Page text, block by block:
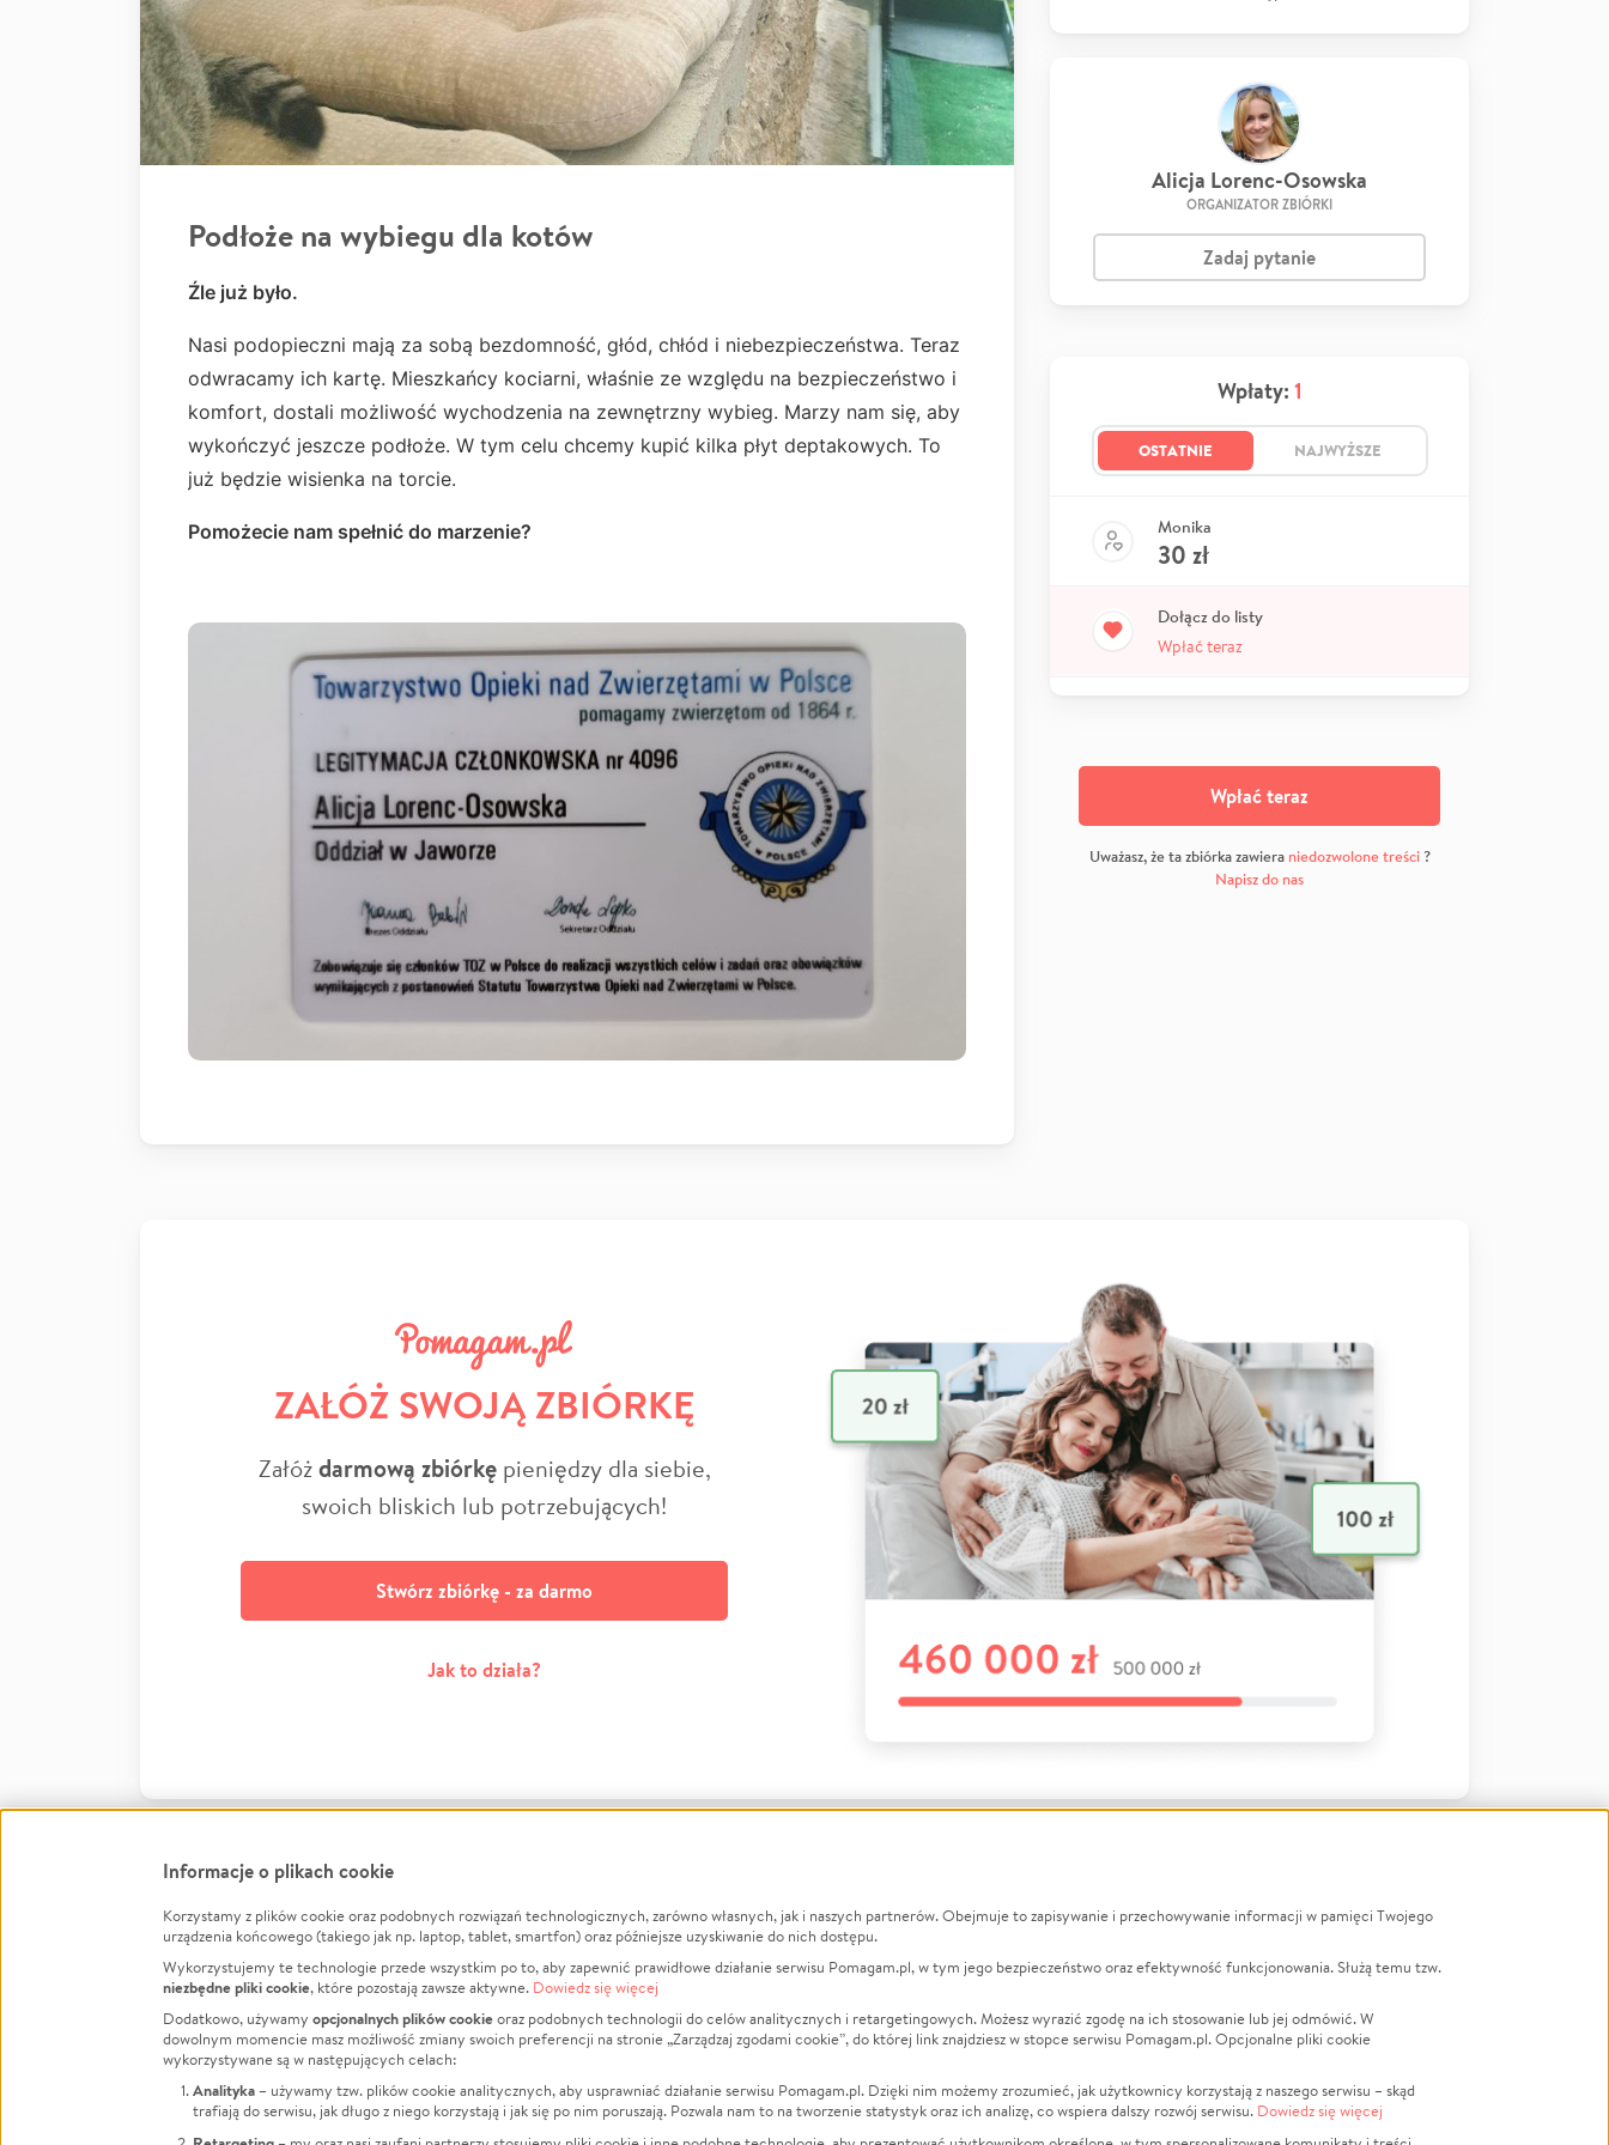
Podłoże na wybiegu dla kotów
Źle już było.
Nasi podopieczni mają za sobą bezdomność, głód, chłód i niebezpieczeństwa. Teraz
odwracamy ich kartę. Mieszkańcy kociarni, właśnie ze względu na bezpieczeństwo i
komfort, dostali możliwość wychodzenia na zewnętrzny wybieg. Marzy nam się, aby
wykończyć jeszcze podłoże. W tym celu chcemy kupić kilka płyt deptakowych. To
już będzie wisienka na torcie.
Pomożecie nam spełnić do marzenie?
Alicja Lorenc-Osowska
ORGANIZATOR ZBIÓRKI
Zadaj pytanie
Wpłaty: 1
OSTATNIE NAJWYŻSZE
Monika
30 zł
Dołącz do listy
Wpłać teraz
Wpłać teraz
Uważasz, że ta zbiórka zawiera niedozwolone treści?
Napisz do nas
ZAŁÓŻ SWOJĄ ZBIÓRKĘ
Załóżdarmową zbiórkępieniędzy dla siebie,
swoich bliskich lub potrzebujących!
Stwórz zbiórkę - za darmo
Jak to działa?
FacebookTwitter Instagram
LinkedInTikTok Youtube
Informacje
Jak to działa?
Regulamin
Polityka Prywatności
Kontakt
Porównanie serwisów
O nas
Opinie
Raporty
Za darmo
Dla NGO
Fundacja Pomagam.pl
Zbieraj na
Leczenie
Zwierzęta
Pożar
Sport
Pomoc Finansowa
LGBTQ+
Powódź
Wichura
Religia
Edukacja
Informacje o plikach cookie
Korzystamy z plików cookie oraz podobnych rozwiązań technologicznych, zarówno własnych, jak i naszych partnerów. Obejmuje to zapisywanie i przechowywanie informacji w pamięci Twojego
urządzenia końcowego (takiego jak np. laptop, tablet, smartfon) oraz późniejsze uzyskiwanie do nich dostępu.
Wykorzystujemy te technologie przede wszystkim po to, aby zapewnić prawidłowe działanie serwisu Pomagam.pl, w tym jego bezpieczeństwo oraz efektywność funkcjonowania. Służą temu tzw.
niezbędne pliki cookie, które pozostają zawsze aktywne. Dowiedz się więcej
Dodatkowo, używamy opcjonalnych plików cookieoraz podobnych technologii do celów analitycznych i retargetingowych. Możesz wyrazić zgodę na ich stosowanie lub jej odmówić. W
dowolnym momencie masz możliwość zmiany swoich preferencji na stronie „Zarządzaj zgodami cookie”, do której link znajdziesz w stopce serwisu Pomagam.pl. Opcjonalne pliki cookie
wykorzystywane są w następujących celach:
Analityka – używamy tzw. plików cookie analitycznych, aby usprawniać działanie serwisu Pomagam.pl. Dzięki nim możemy zrozumieć, jak użytkownicy korzystają z naszego serwisu – skąd
trafiają do serwisu, jak długo z niego korzystają i jak się po nim poruszają. Pozwala nam to na tworzenie statystyk oraz ich analizę, co wspiera dalszy rozwój serwisu. Dowiedz się więcej